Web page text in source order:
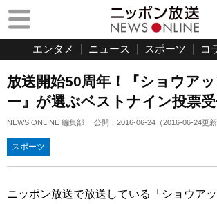
エンタメ ニュース スポーツ コ
放送開始50周年！『ショウア
ー』が選ぶベストナイン投票受
NEWS ONLINE 編集部 公開： 2016-06-24 （2016-06-24更新
スポーツ
ニッポン放送で放送している「ショウアッ